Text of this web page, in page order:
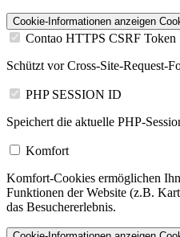
Cookie-Informationen anzeigen
Contao HTTPS CSRF Token
Schützt vor Cross-Site-Request-
PHP SESSION ID
Speichert die aktuelle PHP-
Komfort
Komfort-Cookies ermöglichen
Funktionen der Website (z.B.
das Besuchererlebnis.